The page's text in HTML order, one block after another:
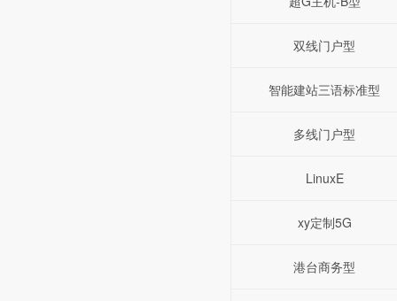
双线门户型
智能建站三语标准型
多线门户型
LinuxE
xy定制5G
港台商务型